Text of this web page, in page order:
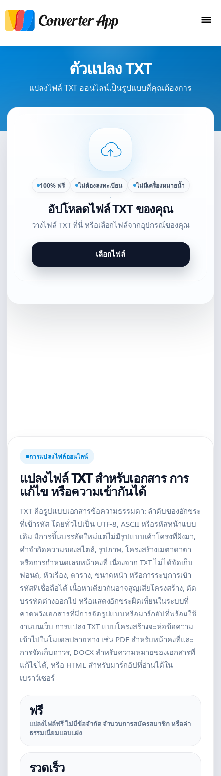
ตัวแปลง TXT
แปลงไฟล์ TXT ออนไลน์เป็นรูปแบบที่คุณต้องการ
100% ฟรี ไม่ต้องลงทะเบียน ไม่มีเครื่องหมายน้ำ
อัปโหลดไฟล์ TXT ของคุณ
วางไฟล์ TXT ที่นี่ หรือเลือกไฟล์จากอุปกรณ์ของคุณ
เลือกไฟล์
การแปลงไฟล์ออนไลน์
แปลงไฟล์ TXT สำหรับเอกสาร การ
แก้ไข หรือความเข้ากันได้
TXT คือรูปแบบเอกสารข้อความธรรมดา: ลำดับของอักขระ
ที่เข้ารหัส โดยทั่วไปเป็น UTF-8, ASCII หรือรหัสหน้าแบบ
เดิม มีการขึ้นบรรทัดใหม่แต่ไม่มีรูปแบบเค้าโครงที่ฝังมา,
คำจำกัดความของสไตล์, รูปภาพ, โครงสร้างเมตาดาตา
หรือการกำหนดเลขหน้าคงที่ เนื่องจาก TXT ไม่ได้จัดเก็บ
ฟอนต์, หัวเรื่อง, ตาราง, ขนาดหน้า หรือการระบุการเข้า
รหัสที่เชื่อถือได้ เนื้อหาเดียวกันอาจสูญเสียโครงสร้าง, ตัด
บรรทัดต่างออกไป หรือแสดงอักขระผิดเพี้ยนในระบบที่
คาดหวังเอกสารที่มีการจัดรูปแบบหรือมาร์กอัปที่พร้อมใช้
งานบนเว็บ การแปลง TXT แบบโครงสร้างจะห่อข้อความ
เข้าไปในโมเดลปลายทาง เช่น PDF สำหรับหน้าคงที่และ
การจัดเก็บถาวร, DOCX สำหรับความหมายของเอกสารที่
แก้ไขได้, หรือ HTML สำหรับมาร์กอัปที่อ่านได้ใน
เบราว์เซอร์
ฟรี
แปลงไฟล์ฟรี ไม่มีข้อจำกัด จำนวนการสมัครสมาชิก หรือค่า
ธรรมเนียมแอบแฝง
รวดเร็ว